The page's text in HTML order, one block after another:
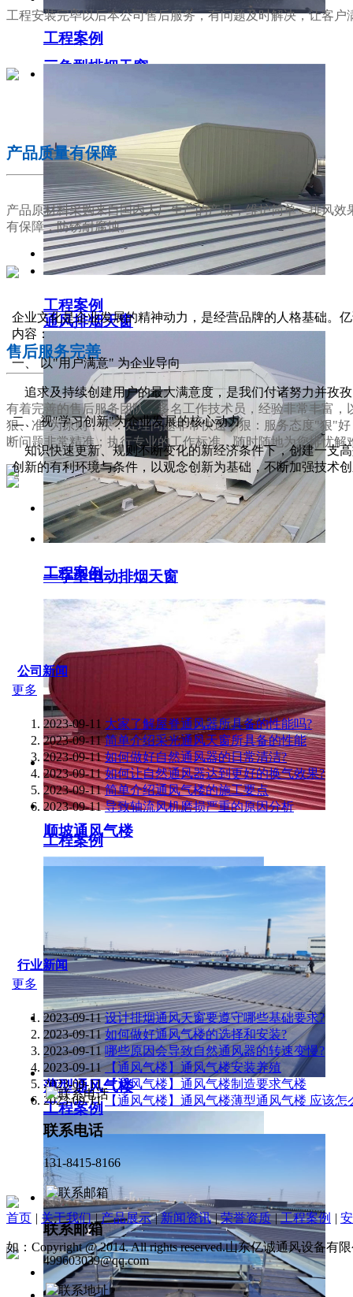
三角型排烟天窗
通风排烟天窗
一字型电动排烟天窗
顺坡通风气楼
薄型通风气楼
工程案例
工程案例
工程案例
工程案例
工程案例
工程安装完毕以后本公司售后服务，有问题及时解决，让客户
产品质量有保障
产品原材料采购来自国内大厂生产的产品，维护简单，排风效
有保障，防锈耐腐蚀。
03
售后服务完善
有着完善的售后服务团队，多名工作技术员，经验非常丰富，
狠、准"为原则，快：处理问题非常快速；狠：服务态度"狠"
断问题非常精准；执行专业的工作标准，随时随地为您排忧解
企业文化是企业发展的精神动力，是经营品牌的人格基础。
内容：
一、 以"用户满意" 为企业导向
追求及持续创建用户的最大满意度，是我们付诸努力并孜
二、 视"学习创新"为企业发展的核心动力
知识快速更新、规则不断变化的新经济条件下，创建一支
创新的有利环境与条件，以观念创新为基础，不断加强技术
公司新闻
更多
2023-09-11 大家了解屋脊通风器所具备的性能吗?
2023-09-11 简单介绍采光通风天窗所具备的性能
2023-09-11 如何做好自然通风器的日常清洁?
2023-09-11 如何让自然通风器达到更好的换气效果?
2023-09-11 简单介绍通风气楼的施工要点
2023-09-11 导致轴流风机磨损严重的原因分析
行业新闻
更多
2023-09-11 设计排烟通风天窗要遵守哪些基础要求?
2023-09-11 如何做好通风气楼的选择和安装?
2023-09-11 哪些原因会导致自然通风器的转速变慢?
2023-09-11 【通风气楼】通风气楼安装养殖
2023-09-11 【通风气楼】通风气楼制造要求气楼
2023-09-11 【通风气楼】通风气楼薄型通风气楼 应该怎
联系电话
131-8415-8166
联系邮箱
499603039@qq.com
首页 | 关于我们 | 产品展示 | 新闻资讯 | 荣誉资质 | 工程案例 |
如：Copyright @ 2014. All rights reserved.山东亿诚通风设备有